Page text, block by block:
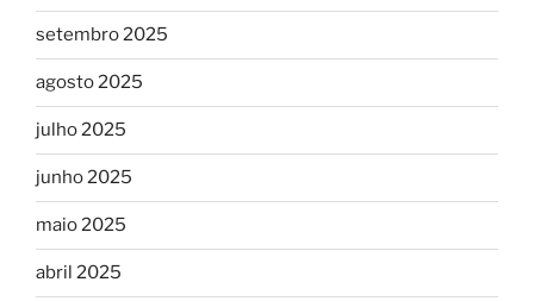
setembro 2025
agosto 2025
julho 2025
junho 2025
maio 2025
abril 2025